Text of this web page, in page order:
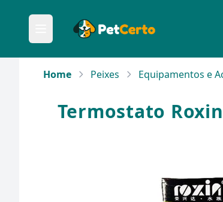
Home Peixes Equipamentos e
Termostato